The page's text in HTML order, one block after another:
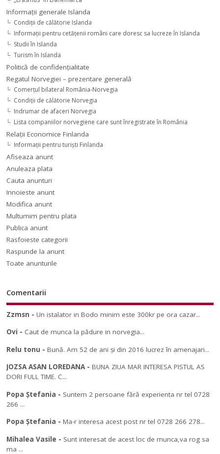
Informaţii generale Islanda
Condiţii de călătorie Islanda
Informaţii pentru cetăţenii români care doresc sa lucreze în Islanda
Studii în Islanda
Turism în Islanda
Politică de confidențialitate
Regatul Norvegiei – prezentare generală
Comerţul bilateral România-Norvegia
Condiții de călătorie Norvegia
Indrumar de afaceri Norvegia
Lista companiilor norvegiene care sunt înregistrate în România
Relaţii Economice Finlanda
Informaţii pentru turişti Finlanda
Afiseaza anunt
Anuleaza plata
Cauta anunturi
Innoieste anunt
Modifica anunt
Multumim pentru plata
Publica anunt
Rasfoieste categorii
Raspunde la anunt
Toate anunturile
Comentarii
Zzmsn -Un istalator in Bodo minim este 300kr pe ora cazar...
Ovi - Caut de munca la pădure in norvegia...
Relu tonu -Bună. Am 52 de ani și din 2016 lucrez în amenajari...
JOZSA ASAN LOREDANA-BUNA ZIUA MAR INTERESA PISTUL AS
DORI FULL TIME. C...
Popa Ștefania - Suntem 2 persoane fără experienta nr tel 0728
266 ...
Popa Ștefania -Ma-r interesa acest post nr tel 0728 266 278...
Mihalea Vasile - Sunt interesat de acest loc de munca,va rog sa
ma ...